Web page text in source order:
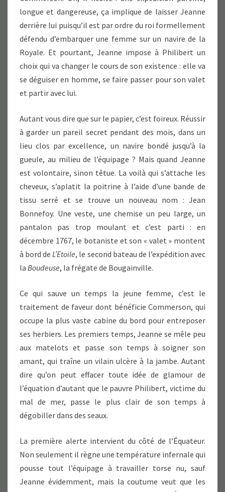
longue et dangereuse, ça implique de laisser Jeanne
derrière lui puisqu’il est par ordre du roi formellement
défendu d’embarquer une femme sur un navire de la
Royale. Et pourtant, Jeanne impose à Philibert un
choix qui va changer le cours de son existence : elle va
se déguiser en homme, se faire passer pour son valet
et partir avec lui.
Autant vous dire que sur le papier, c’est foireux. Réussir
à garder un pareil secret pendant des mois, dans un
lieu clos par excellence, un navire bondé jusqu’à la
gueule, au milieu de l’équipage ? Mais quand Jeanne
est volontaire, sinon têtue. La voilà qui s’attache les
cheveux, s’aplatit la poitrine à l’aide d’une bande de
tissu serré et se trouve un nouveau nom : Jean
Bonnefoy. Une veste, une chemise un peu large, un
pantalon pas trop moulant et c’est parti : en
décembre 1767, le botaniste et son « valet » montent
à bord deL’Etoile, le second bateau de l’expédition avec
la Boudeuse, la frégate de Bougainville.
Ce qui sauve un temps la jeune femme, c’est le
traitement de faveur dont bénéficie Commerson, qui
occupe la plus vaste cabine du bord pour entreposer
ses herbiers. Les premiers temps, Jeanne se mêle peu
aux matelots et passe son temps à soigner son
amant, qui traîne un vilain ulcère à la jambe. Autant
dire qu’on peut effacer toute idée de glamour de
l’équation d’autant que le pauvre Philibert, victime du
mal de mer, passe le plus clair de son temps à
dégobiller dans des seaux.
La première alerte intervient du côté de l’Équateur.
Non seulement il règne une température infernale qui
pousse tout l’équipage à travailler torse nu, sauf
Jeanne évidemment, mais la coutume veut que les